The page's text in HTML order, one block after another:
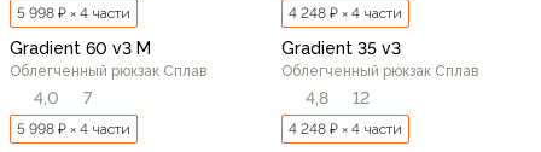
5 998 ₽ × 4 части
Gradient 60 v3 M
Облегченный рюкзак Сплав
4,0 7
5 998 ₽ × 4 части
4 248 ₽ × 4 части
Gradient 35 v3
Облегченный рюкзак Сплав
4,8 12
4 248 ₽ × 4 части